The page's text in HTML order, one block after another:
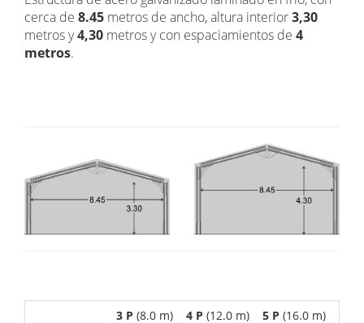
cerca de 8.45 metros de ancho, altura interior3,30
metros y4,30 metros y con espaciamientos de 4
metros.
3 P (8.0 m) 4 P (12.0 m) 5 P (16.0 m)